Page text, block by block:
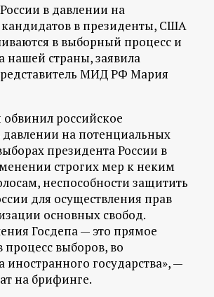
в давлении на
в президенты, США
в выборный процесс и
нашей страны, заявила
МИД РФ Мария
российское
давлении на потенциальных
президента России в
строгих мер к неким
неспособности защитить
для осуществления прав
основных свобод.
Госдепа — это прямое
процесс выборов, во
иностранного государства», —
на брифинге.